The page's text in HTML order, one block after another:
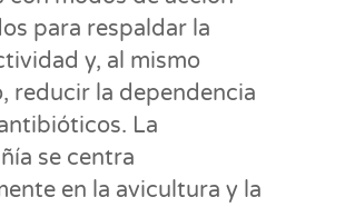
para respaldar la
y, al mismo
reducir la dependencia
La
se centra
en la avicultura y la